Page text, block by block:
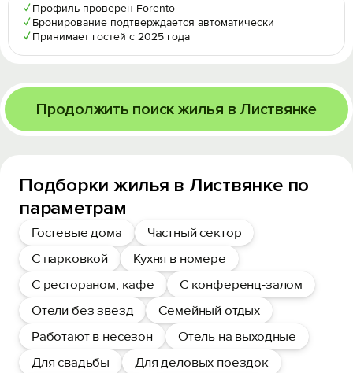
✓ Профиль проверен Forento
✓ Бронирование подтверждается автоматически
✓ Принимает гостей с 2025 года
Продолжить поиск жилья в Листвянке
Подборки жилья в Листвянке по
параметрам
Гостевые дома
Частный сектор
С парковкой
Кухня в номере
С рестораном, кафе
С конференц-залом
Отели без звезд
Семейный отдых
Работают в несезон
Отель на выходные
Для свадьбы
Для деловых поездок